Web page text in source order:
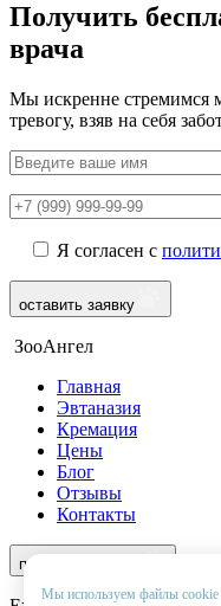
Получить
врача
Мы искренне стремимся
тревогу, взяв на себя
Я согласен с
оставить заявку
Мы используем файлы cookie
ЗооАнгел
Главная
Эвтаназия
Кремация
Цены
Блог
Отзывы
Контакты
перезвоните мне